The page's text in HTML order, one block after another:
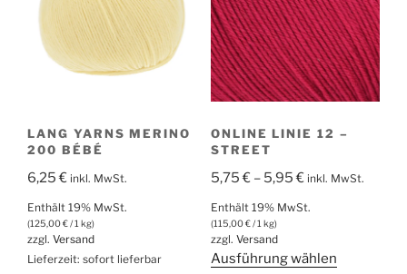
LANG YARNS MERINO
200 BÉBÉ
6,25€ inkl. MwSt.
Enthält 19% MwSt.
(125,00€/ 1 kg)
zzgl. Versand
Lieferzeit: sofort lieferbar
ONLINE LINIE 12 –
STREET
5,75€ – 5,95€Preisspanne:
inkl. MwSt.
Enthält 19% MwSt.
(115,00€/ 1 kg)
zzgl. Versand
Ausführung wählenDieses